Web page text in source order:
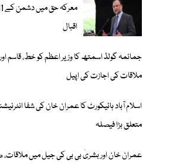
اقبال
جمائمہ گولڈ اسمتھ کا وزیر اعظم کو خط، قاسم
ملاقات کی اجازت کی اپیل
اسلام آباد ہائیکورٹ کا عمران خان کی شفا
متعلق بڑا فیصلہ
عمران خان اور بشریٰ بی بی کی جیل میں ملاقات،